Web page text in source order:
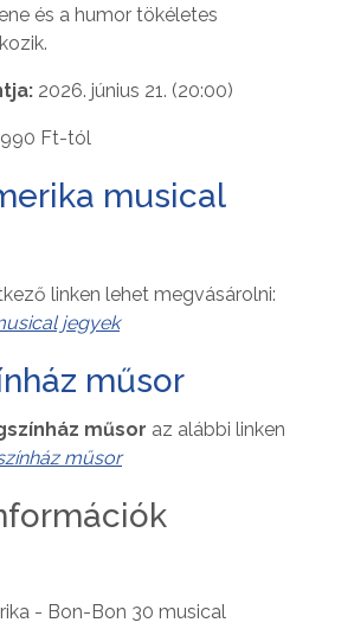
és a humor tökéletes
2026. június 21. (20:00)
Ft-tól
musical
linken lehet megvásárolni:
jegyek
műsor
műsor az alábbi linken
műsor
- Bon-Bon 30 musical